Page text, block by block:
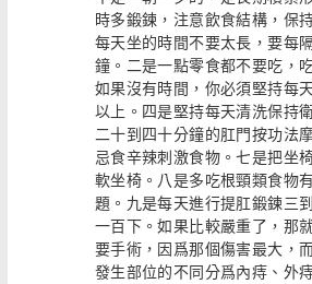
時多鍛鍊，注意飲食結構，保
每天坐的時間不要太長，要每
鐘。二是一點零食都不要吃，
如果沒有時間，你必須堅持每
以上。四是堅持每天清洗保持
二十到四十分鐘的肛門按功法
忌食辛辣刺激食物。七是把坐
軟坐椅。八是多吃根頸類食物
題。九是每天進行提肛鍛鍊三
一百下。如果比較嚴重了，那
要手術，因爲那個傷害最大，
發生部位的不同分爲內痔、外